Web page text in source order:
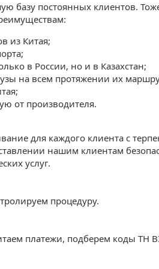
базу постоянных клиентов.
из Китая;
в России, но и в Казахстан;
на всем протяжении их
от производителя.
для каждого клиента с
нашим клиентам
услуг.
процедуру.
платежи, подберем коды ТН